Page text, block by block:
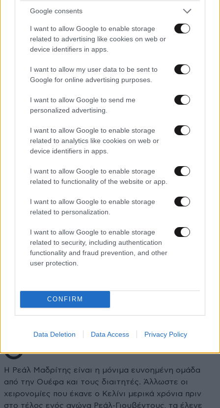
Google consents
I want to allow Google to enable storage
related to advertising like cookies on web or
device identifiers in apps.
I want to allow my user data to be sent to
Google for online advertising purposes.
I want to allow Google to send me
personalized advertising.
I want to allow Google to enable storage
related to analytics like cookies on web or
device identifiers in apps.
I want to allow Google to enable storage
related to functionality of the website or app.
I want to allow Google to enable storage
related to personalization.
I want to allow Google to enable storage
related to security, including authentication
functionality and fraud prevention, and other
user protection.
CONFIRM
Data Deletion Data Access Privacy Policy
Colossus 13·03·2025 15:15
Ναι συμφωνώ απόλυτα.αλλα μην ξεχνάμε ότι και
παίχτης αμυντικός του Ολυμπιακού απέκρουσε σαν
τερματοφύλακας την μπάλα στον τελικό κυπέλλου
Ελλάδας με τόν αστέρα Τρίπολης και ό διαιτητής
έβλεπε την εξέδρα
Απαντήστε
Είχες δεν έχεις έπρεπε να ρίξεις το φαρμάκι σου
την γούνα σου όσον αφορά τελικούς κυπέλλου
Ελλάδας 😉
Απαντήστε
Εσύ με θρυλο 13·03·2025 16:49
Απαντήστε
Η Ρεάλ Μαδρίτης είναι η μόνιμα ευνοημένη ομάδα
από την Ουέφα και τους διαιτητές. Άλλωστε οι
χειρονομίες που έκανε ο Κελίνι μερικά χρόνια πριν
στο τέλος ενός αγώνα Ρεάλ-Γιουβέντους, τα έλεγε